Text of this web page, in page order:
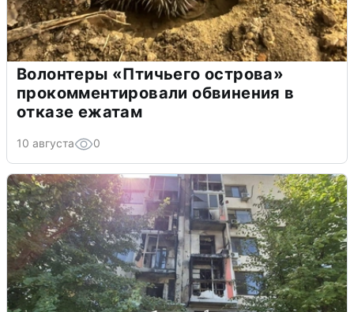
Волонтеры «Птичьего острова»
прокомментировали обвинения в
отказе ежатам
10 августа 0